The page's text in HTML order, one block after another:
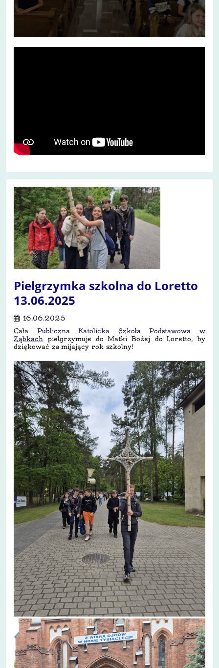
Pielgrzymka szkolna do Loretto
13.06.2025
16.06.2025
Cała Publiczna Katolicka Szkoła Podstawowa w
Ząbkach pielgrzymuje do Matki Bożej do Loretto, by
dziękować za mijający rok szkolny!